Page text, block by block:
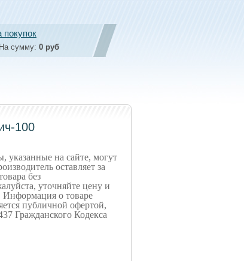
покупок
На сумму: 0 руб
100
на сайте, могут
оставляет за
без
уточняйте цену и
о товаре
публичной офертой,
Гражданского Кодекса